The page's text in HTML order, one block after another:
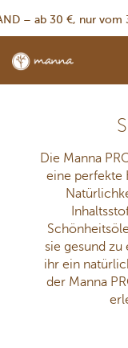
– ab 30 €, nur vom
Die Manna
eine perfekte
sie gesund zu
ihr ein
der Manna